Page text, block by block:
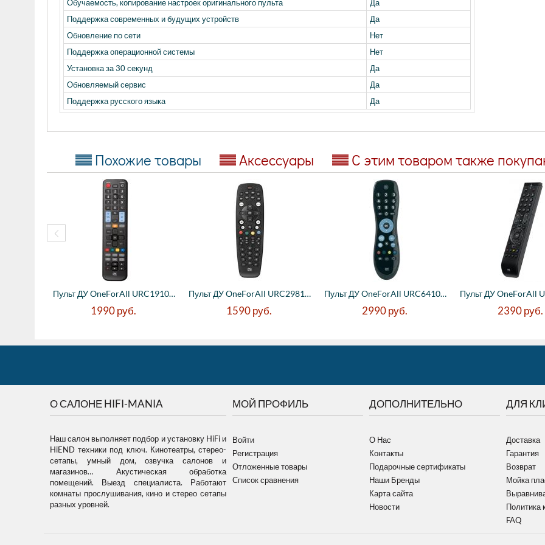
Обучаемость, копирование настроек оригинального пульта
Да
Поддержка современных и будущих устройств
Да
Обновление по сети
Нет
Поддержка операционной системы
Нет
Установка за 30 секунд
Да
Обновляемый сервис
Да
Поддержка русского языка
Да
Похожие товары Аксессуары С этим товаром также
Пульт ДУ OneForAll URC1910 для телевизоро...
1990 руб.
Пульт ДУ OneForAll URC2981, 8 устройств
1590 руб.
Пульт ДУ OneForAll URC6410, Simple&Comfor...
2990 руб. 2390 руб.
О САЛОНЕ HIFI-MANIA
Наш салон выполняет подбор и установку HiFi и
HiEND техники под ключ. Кинотеатры, стерео-
сетапы, умный дом, озвучка салонов и
магазинов… Акустическая обработка
помещений. Выезд специалиста. Работают
комнаты прослушивания, кино и стерео сетапы
разных уровней.
МОЙ ПРОФИЛЬ
Войти
Регистрация
Отложенные товары
Список сравнения
ДОПОЛНИТЕЛЬНО
О Нас
Контакты
Подарочные сертификаты
Наши Бренды
Карта сайта
Новости
ДЛЯ
Доставка
Гарантия
Возврат
Мойка
Политика
FAQ